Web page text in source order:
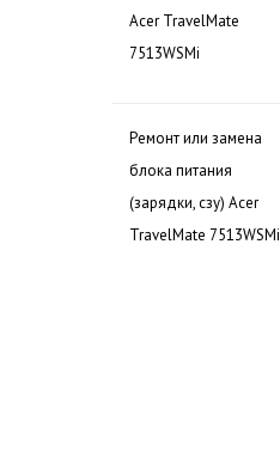
Acer TravelMate
7513WSMi
Ремонт или замена
блока питания
(зарядки, сзу) Acer
TravelMate 7513WSMi